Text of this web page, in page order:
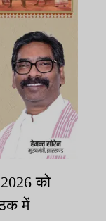
को
में